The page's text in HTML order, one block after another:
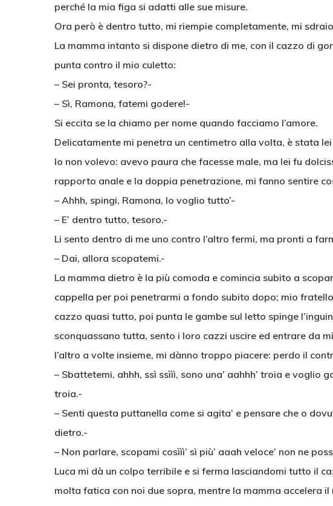
perché la mia figa si adatti alle sue misure.
Ora però è dentro tutto, mi riempie completamente, mi
La mamma intanto si dispone dietro di me, con il cazzo di
punta contro il mio culetto:
– Sei pronta, tesoro?-
– Sì, Ramona, fatemi godere!-
Si eccita se la chiamo per nome quando facciamo l’amore.
Delicatamente mi penetra un centimetro alla volta, è stata
Io non volevo: avevo paura che facesse male, ma lei fu
rapporto anale e la doppia penetrazione, mi fanno sentire
– Ahhh, spingi, Ramona, lo voglio tutto’-
– E’ dentro tutto, tesoro.-
Li sento dentro di me uno contro l’altro fermi, ma pronti a
– Dai, allora scopatemi.-
La mamma dietro è la più comoda e comincia subito a
cappella per poi penetrarmi a fondo subito dopo; mio
cazzo quasi tutto, poi punta le gambe sul letto spinge
sconquassano tutta, sento i loro cazzi uscire ed entrare da
l’altro a volte insieme, mi dànno troppo piacere: perdo il
– Sbattetemi, ahhh, ssì ssììì, sono una’ aahhh’ troia e voglio
troia.-
– Senti questa puttanella come si agita’ e pensare che o
dietro.-
– Non parlare, scopami cosììì’ sì più’ aaah veloce’ non ne
Luca mi dà un colpo terribile e si ferma lasciandomi tutto il
molta fatica con noi due sopra, mentre la mamma accelera il